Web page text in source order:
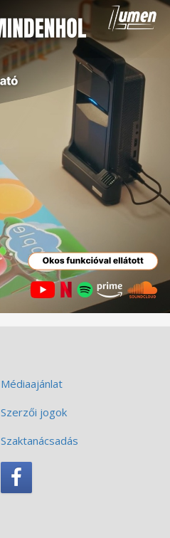
Médiaajánlat
Szerzői jogok
Szaktanácsadás